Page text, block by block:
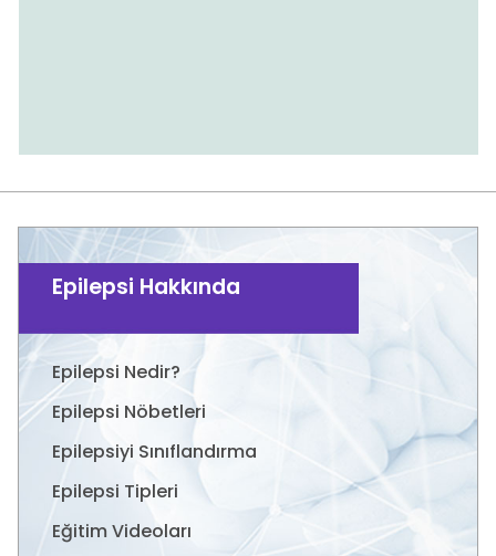
Epilepsi Hakkında
Epilepsi Nedir?
Epilepsi Nöbetleri
Epilepsiyi Sınıflandırma
Epilepsi Tipleri
Eğitim Videoları